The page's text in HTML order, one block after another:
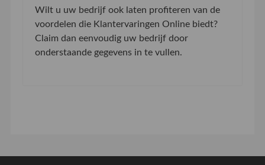
Wilt u uw bedrijf ook laten profiteren van de
voordelen die Klantervaringen Online biedt?
Claim dan eenvoudig uw bedrijf door
onderstaande gegevens in te vullen.